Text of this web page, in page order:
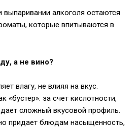
выпаривании алкоголя остаются
которые впитываются в
а не вино?
влагу, не влияя на вкус.
«бустер»: за счет кислотности,
сложный вкусовой профиль.
придает блюдам насыщенность,